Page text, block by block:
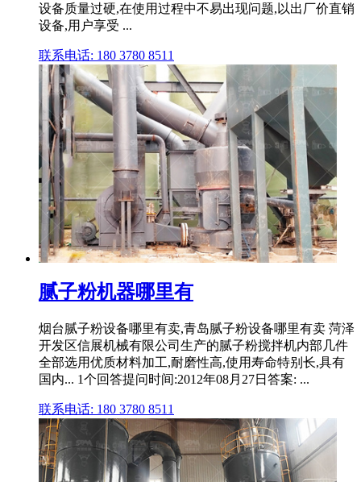
设备质量过硬,在使用过程中不易出现问题,以出厂价直销
设备,用户享受 ...
联系电话: 180 3780 8511
腻子粉机器哪里有
烟台腻子粉设备哪里有卖,青岛腻子粉设备哪里有卖 菏泽
开发区信展机械有限公司生产的腻子粉搅拌机内部几件
全部选用优质材料加工,耐磨性高,使用寿命特别长,具有
国内... 1个回答提问时间:2012年08月27日答案: ...
联系电话: 180 3780 8511